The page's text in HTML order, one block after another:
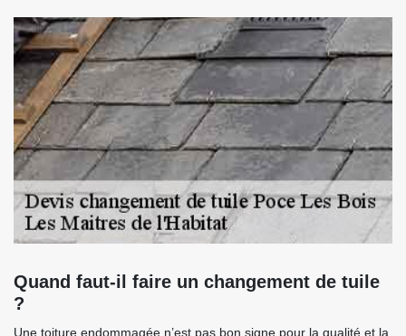
Quand faut-il faire un changement de tuile
?
Une toiture endommagée n’est pas bon signe pour la qualité et la